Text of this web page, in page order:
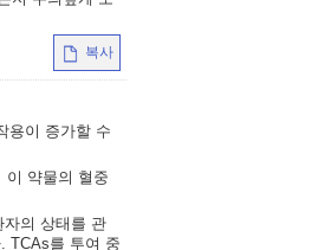
복사
용이 증가할 수
이 약물의 혈중
자의 상태를 관
TCAs를 투여 중